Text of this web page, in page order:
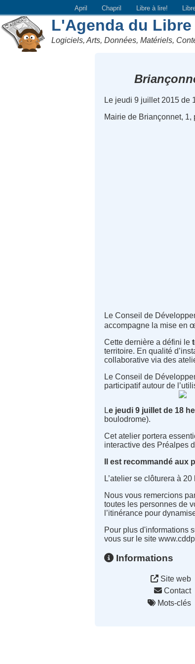
April Chapril Libre à lire!
L'Agenda du Libre
Logiciels, Arts, Données, Matériels,
Le jeudi 9 juillet 2015 de
Mairie de Briançonnet,
Le Conseil de
accompagne la mise en
Cette dernière a défini le
territoire. En qualité
collaborative via des
Le Conseil de
participatif autour de
Le jeudi 9 juillet de 18
boulodrome).
Cet atelier portera
interactive des Préalpes
Il est recommandé
L’atelier se clôturera à
Nous vous remercions
toutes les personnes de
l’itinérance pour
Pour plus d'informations
vous sur le site
Informations
Site web
Contact
Mots-clés